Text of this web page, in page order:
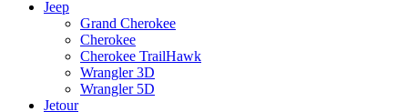
Jeep
Grand Cherokee
Cherokee
Cherokee TrailHawk
Wrangler 3D
Wrangler 5D
Jetour